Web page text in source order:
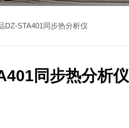
DZ-STA401同步热分析仪
同步热分析仪